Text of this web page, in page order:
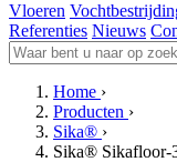
Vloeren
Referenties Nieuws
Home ›
Producten ›
Sika® ›
Sika® Sikafloor-